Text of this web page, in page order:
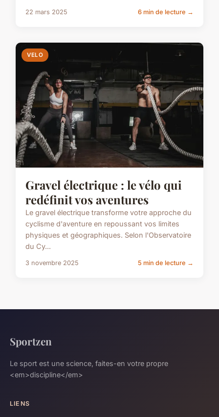
22 mars 2025 6 min de lecture →
VELO
Gravel électrique : le vélo qui
redéfinit vos aventures
Le gravel électrique transforme votre approche du
cyclisme d'aventure en repoussant vos limites
physiques et géographiques. Selon l'Observatoire
du Cy...
3 novembre 2025 5 min de lecture →
Sportzen
Le sport est une science, faites-en votre propre
<em>discipline</em>
LIENS